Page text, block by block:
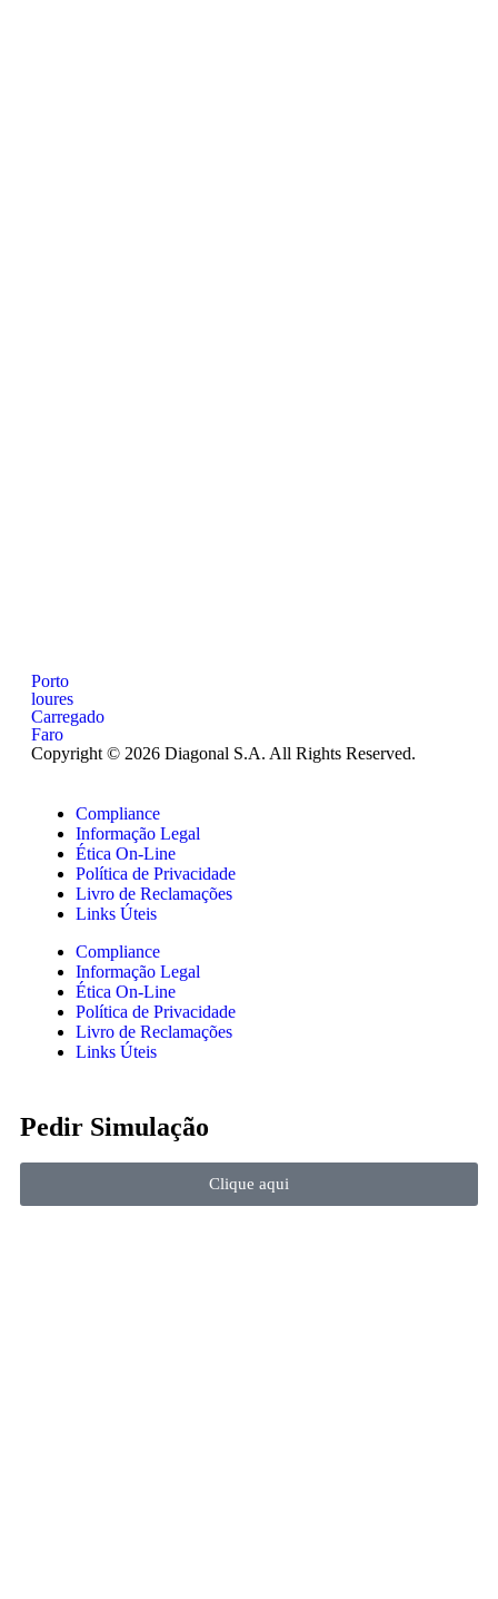
Porto
loures
Carregado
Faro
Copyright © 2026 Diagonal S.A. All Rights Reserved.
Compliance
Informação Legal
Ética On-Line
Política de Privacidade
Livro de Reclamações
Links Úteis
Compliance
Informação Legal
Ética On-Line
Política de Privacidade
Livro de Reclamações
Links Úteis
Pedir Simulação
Clique aqui